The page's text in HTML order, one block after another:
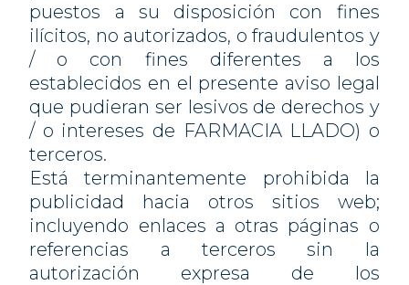
puestos a su disposición con fines
ilícitos, no autorizados, o fraudulentos y
/ o con fines diferentes a los
establecidos en el presente aviso legal
que pudieran ser lesivos de derechos y
/ o intereses de FARMACIA LLADO) o
terceros.
Está terminantemente prohibida la
publicidad hacia otros sitios web;
incluyendo enlaces a otras páginas o
referencias a terceros sin la
autorización expresa de los